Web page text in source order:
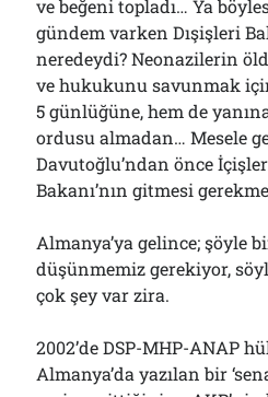
ve beğeni topladı… Ya
gündem varken Dışişleri
neredeydi? Neonazilerin
ve hukukunu savunmak
5 günlüğüne, hem de
ordusu almadan… Mesele
Davutoğlu’ndan önce
Bakanı’nın gitmesi
Almanya’ya gelince; şöyle
düşünmemiz gerekiyor,
çok şey var zira.
2002’de DSP-MHP-ANAP
Almanya’da yazılan bir